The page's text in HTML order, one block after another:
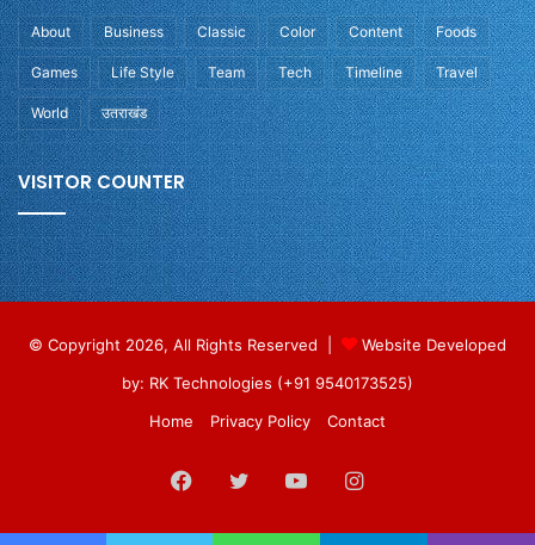
About Business Classic Color Content Foods
Games Life Style Team Tech Timeline Travel
World उतराखंड
VISITOR COUNTER
© Copyright 2026, All Rights Reserved |
Website Developed
by: RK Technologies (+91 9540173525)
Home
Privacy Policy Contact
Facebook
TwitterYouTubeInstagram